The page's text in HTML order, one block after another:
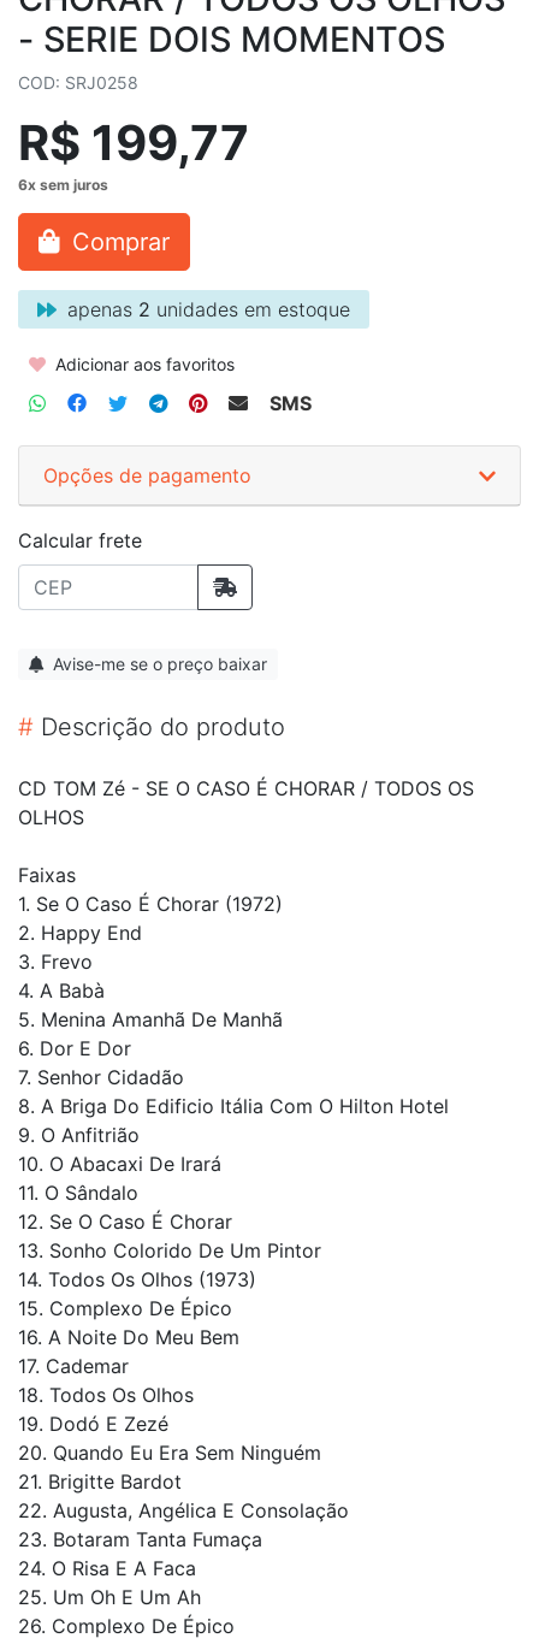
- SERIE DOIS MOMENTOS
COD: SRJ0258
R$ 199,77
Comprar
apenas 2 unidades em estoque
Adicionar aos favoritos
SMS
Opções de pagamento
Calcular frete
Avise-me se o preço baixar
# Descrição do produto
CD TOM Zé - SE O CASO É CHORAR / TODOS OS
OLHOS
Faixas
1. Se O Caso É Chorar (1972)
2. Happy End
3. Frevo
4. A Babà
5. Menina Amanhã De Manhã
6. Dor E Dor
7. Senhor Cidadão
8. A Briga Do Edificio Itália Com O Hilton Hotel
9. O Anfitrião
10. O Abacaxi De Irará
11. O Sândalo
12. Se O Caso É Chorar
13. Sonho Colorido De Um Pintor
14. Todos Os Olhos (1973)
15. Complexo De Épico
16. A Noite Do Meu Bem
17. Cademar
18. Todos Os Olhos
19. Dodó E Zezé
20. Quando Eu Era Sem Ninguém
21. Brigitte Bardot
22. Augusta, Angélica E Consolação
23. Botaram Tanta Fumaça
24. O Risa E A Faca
25. Um Oh E Um Ah
26. Complexo De Épico